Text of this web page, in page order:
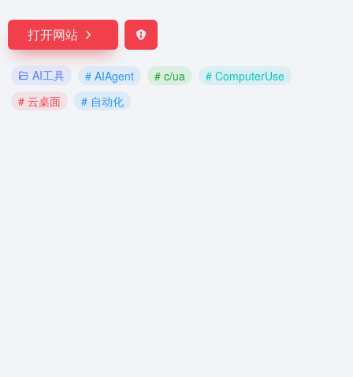
打开网站
AI工具 # AIAgent # c/ua
# ComputerUse
# 云桌面
# 自动化